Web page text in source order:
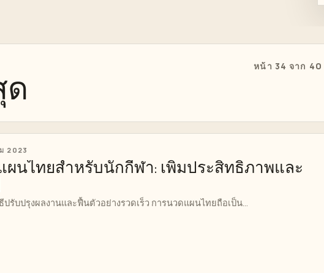
หน้า 34 จาก 40
2023
ผนไทยสำหรับนักกีฬา: เพิ่มประสิทธิภาพและ
รับปรุงผลงานและฟื้นตัวอย่างรวดเร็ว การนวดแผนไทยถือเป็น...